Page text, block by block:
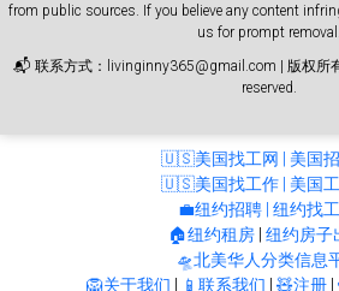
from public sources. If you believe any content
us for prompt removal.
📬 联系方式：livinginny365@gmail.com | 版权
reserved.
🇺🇸美国找工网 | 美国
🇺🇸美国找工作 | 美国
💼纽约招聘 | 纽约找
🏠纽约租房 纽约房子
🛸北美华人分类信息
🦁关于我们
📱联系我们 🧸注册|